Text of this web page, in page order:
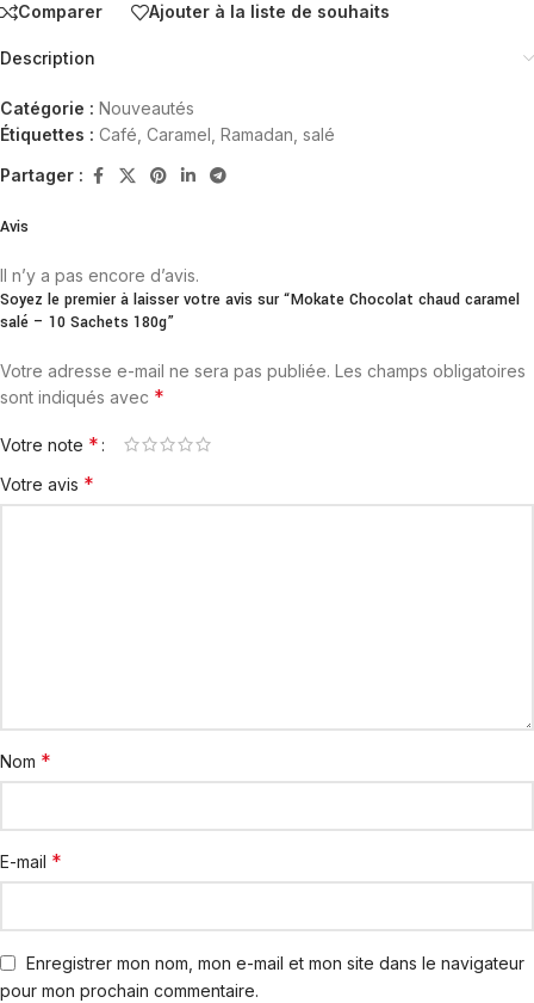
Comparer Ajouter à la liste de souhaits
Description
Catégorie : Nouveautés
Étiquettes : Café Caramel Ramadan salé
Partager :
Avis
Il n’y a pas encore d’avis.
Soyez le premier à laisser votre avis sur “Mokate Chocolat chaud caramel
salé – 10 Sachets 180g”
Votre adresse e-mail ne sera pas publiée. Les champs obligatoires
sont indiqués avec *
Votre note *
Votre avis *
Nom *
E-mail *
Enregistrer mon nom, mon e-mail et mon site dans le navigateur
pour mon prochain commentaire.